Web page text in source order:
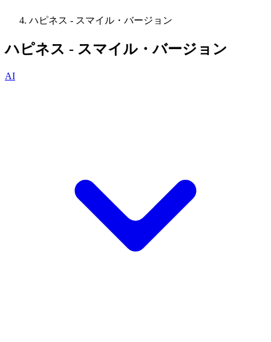
ハピネス - スマイル・バージョン
ハピネス - スマイル・バージョン
AI